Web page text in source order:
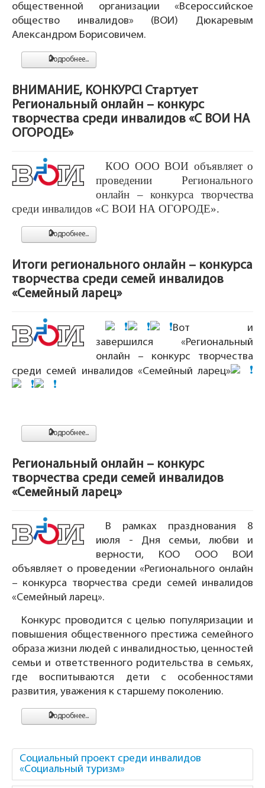
общественной организации «Всероссийское
общество инвалидов» (ВОИ) Дюкаревым
Александром Борисовичем.
Подробнее...
ВНИМАНИЕ, КОНКУРС! Стартует
Региональный онлайн – конкурс
творчества среди инвалидов «С ВОИ НА
ОГОРОДЕ»
КОО ООО ВОИ объявляет о
проведении Регионального
онлайн – конкурса творчества
среди инвалидов «С ВОИ НА ОГОРОДЕ».
Подробнее...
Итоги регионального онлайн – конкурса
творчества среди семей инвалидов
«Семейный ларец»
Вот и
завершился «Региональный
онлайн – конкурс творчества
среди семей инвалидов «Семейный ларец»
Подробнее...
Региональный онлайн – конкурс
творчества среди семей инвалидов
«Семейный ларец»
В рамках празднования 8
июля - Дня семьи, любви и
верности, КОО ООО ВОИ
объявляет о проведении «Регионального онлайн
– конкурса творчества среди семей инвалидов
«Семейный ларец».
Конкурс проводится с целью популяризации и
повышения общественного престижа семейного
образа жизни людей с инвалидностью, ценностей
семьи и ответственного родительства в семьях,
где воспитываются дети с особенностями
развития, уважения к старшему поколению.
Подробнее...
Социальный проект среди инвалидов
«Социальный туризм»